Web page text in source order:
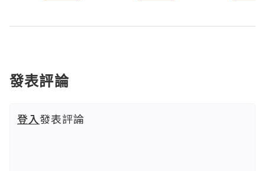
發表評論
登入發表評論